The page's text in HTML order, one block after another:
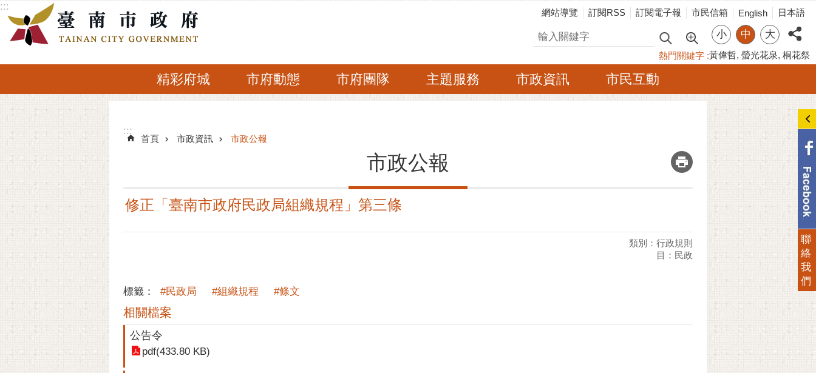
跳到主要內容區塊
:::
網站導覽 訂閱RSS 訂閱電子報 市民信箱 English 日本語
搜尋 小 中 大
熱門關鍵字 黃偉哲 螢光花泉 桐花祭
精彩府城 市府動態 市府團隊 主題服務 市政資訊 市民互動
:::
:::
首頁 市政資訊 市政公報
市政公報 _
修正「臺南市政府民政局組織規程」第三條
類別：行政規則
目：民政
標籤： #民政局 #組織規程 #條文
相關檔案
公告令
pdf(433.80 KB)
聯
絡
我
們